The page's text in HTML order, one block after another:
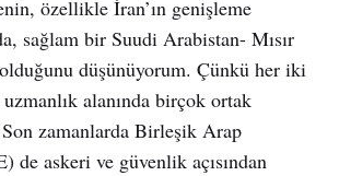
özellikle İran’ın genişleme
sağlam bir Suudi Arabistan- Mısır
düşünüyorum. Çünkü her iki
alanında birçok ortak
zamanlarda Birleşik Arap
askeri ve güvenlik açısından